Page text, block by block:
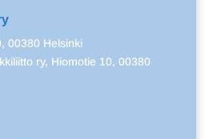
00380 Helsinki
ry, Hiomotie 10, 00380